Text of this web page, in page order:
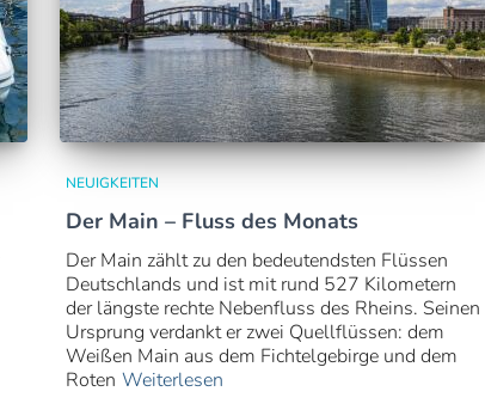
NEUIGKEITEN
Der Main – Fluss des Monats
Der Main zählt zu den bedeutendsten Flüssen
Deutschlands und ist mit rund 527 Kilometern
der längste rechte Nebenfluss des Rheins. Seinen
Ursprung verdankt er zwei Quellflüssen: dem
Weißen Main aus dem Fichtelgebirge und dem
Roten Weiterlesen